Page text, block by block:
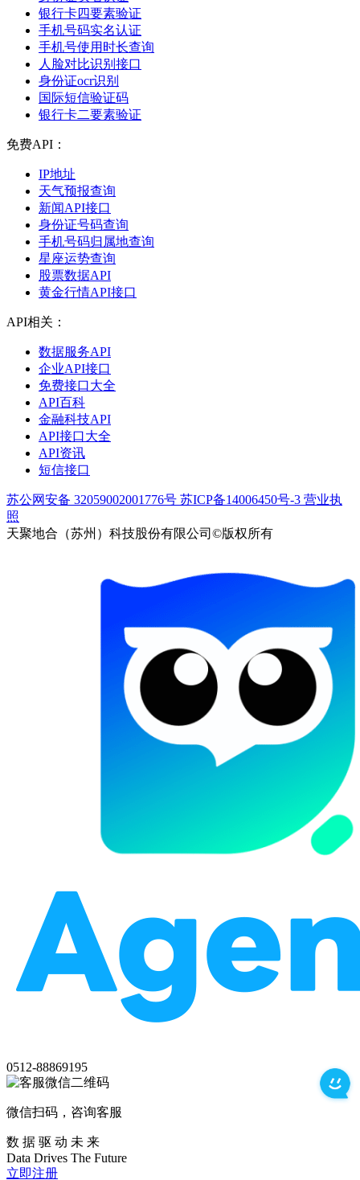
银行卡四要素验证
手机号码实名认证
手机号使用时长查询
人脸对比识别接口
身份证ocr识别
国际短信验证码
银行卡二要素验证
免费API：
IP地址
天气预报查询
新闻API接口
身份证号码查询
手机号码归属地查询
星座运势查询
股票数据API
黄金行情API接口
API相关：
数据服务API
企业API接口
免费接口大全
API百科
金融科技API
API接口大全
API资讯
短信接口
苏公网安备 32059002001776号 苏ICP备14006450号-3 营业执
照
天聚地合（苏州）科技股份有限公司©版权所有
0512-88869195
微信扫码，咨询客服
数 据 驱 动 未 来
Data Drives The Future
立即注册